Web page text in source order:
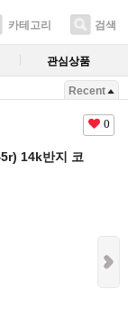
카테고리 검색
관심상품
Recent
0
14k반지 코